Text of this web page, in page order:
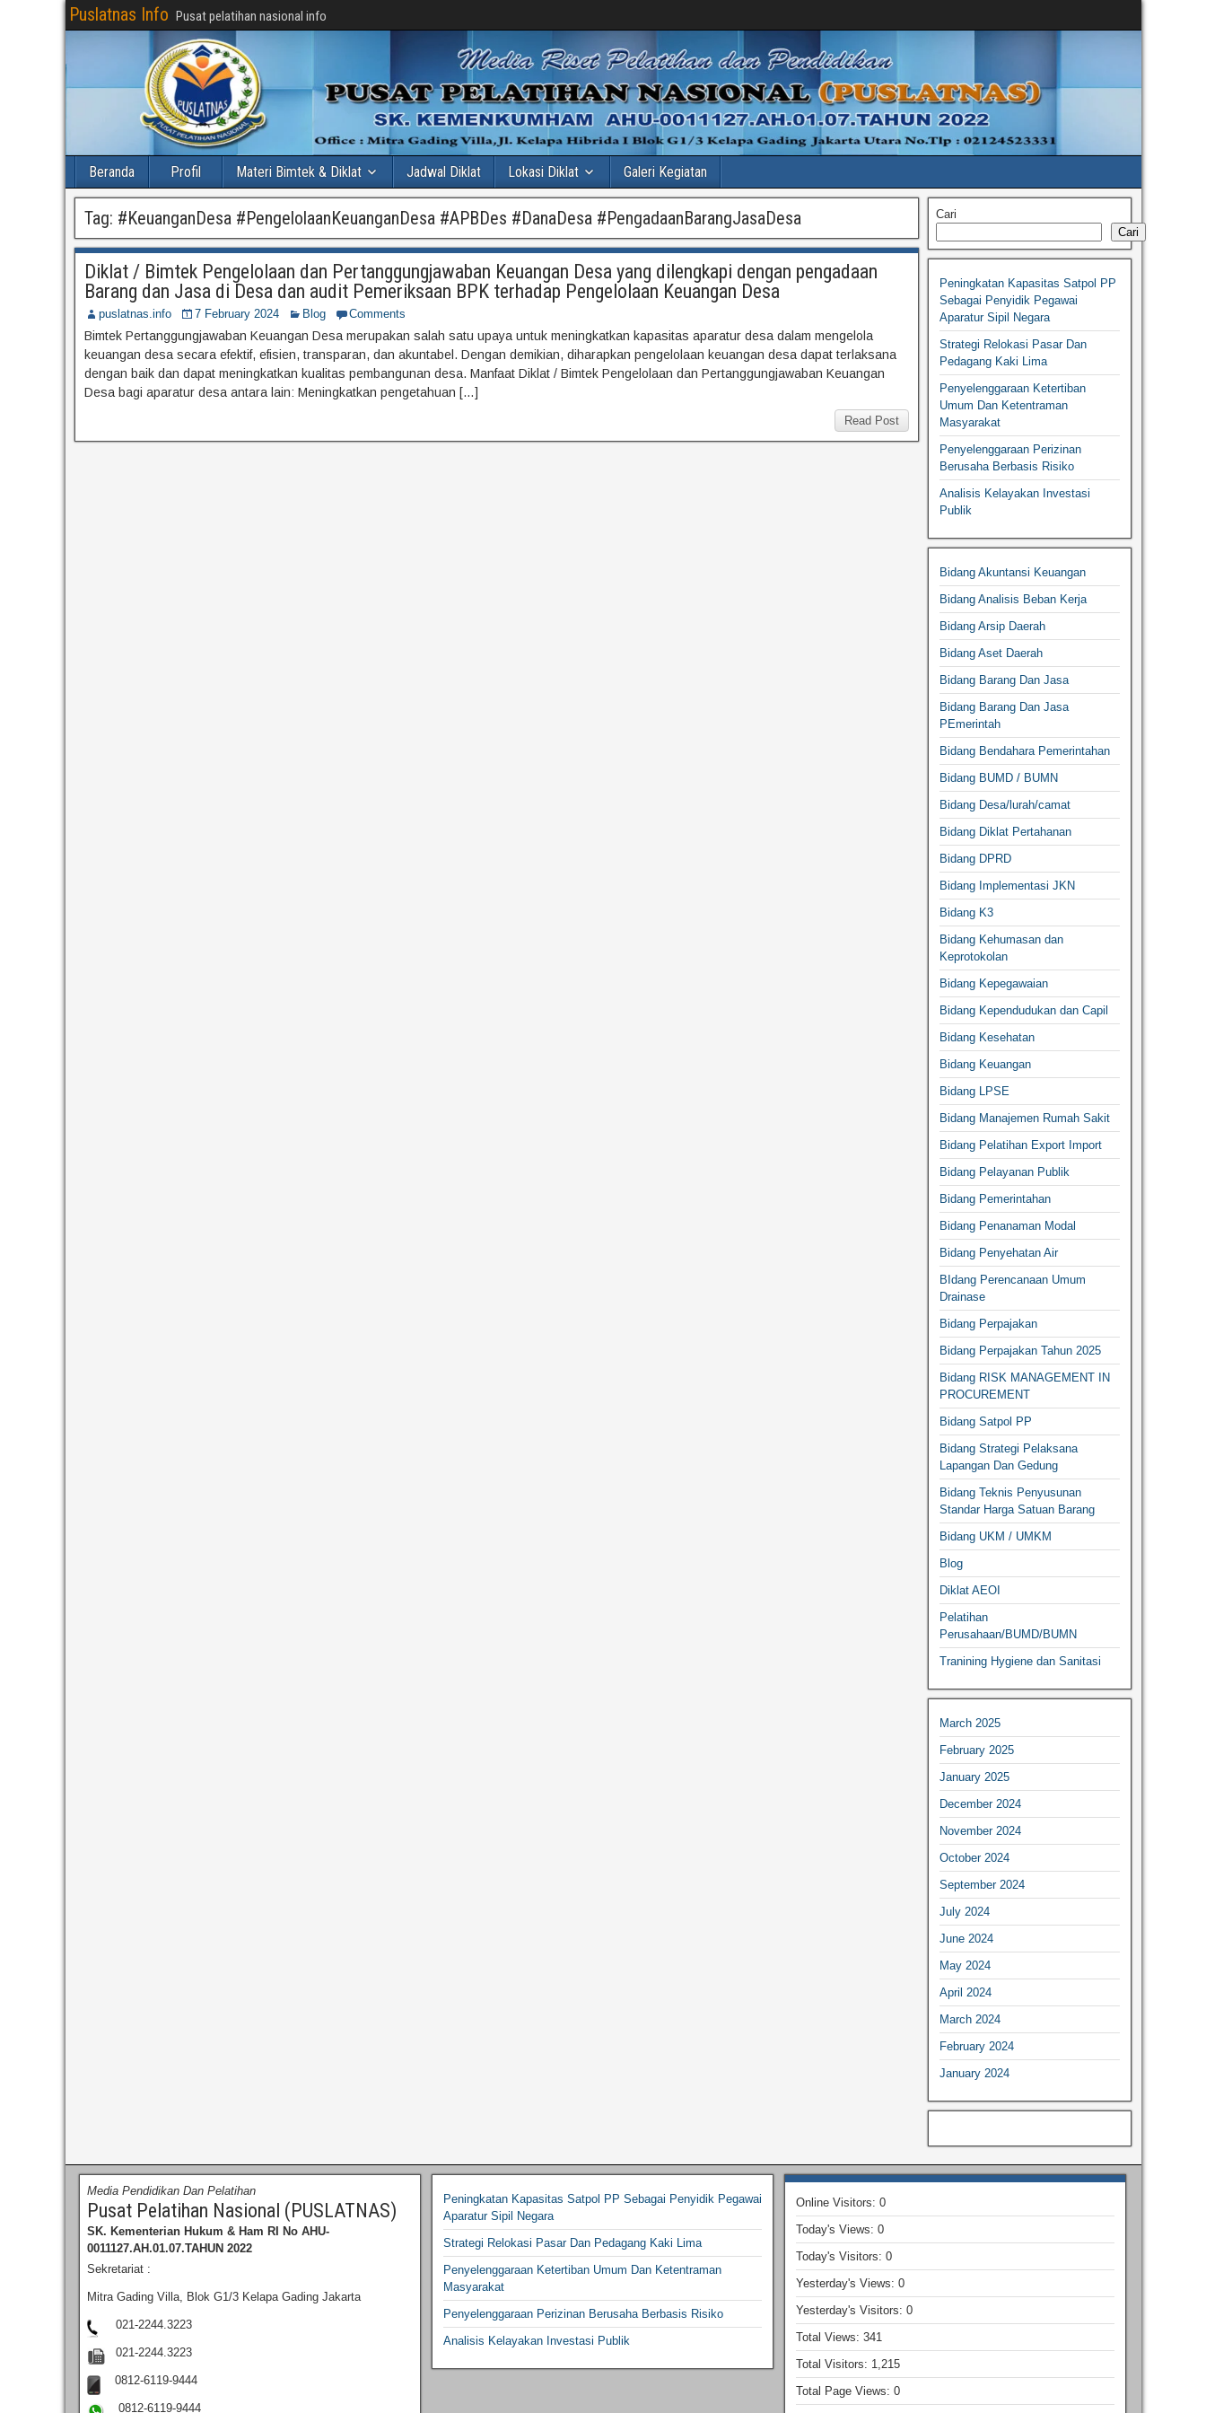
Puslatnas Info Pusat pelatihan nasional info
Beranda Profil Materi Bimtek & Diklat Jadwal Diklat Lokasi Diklat Galeri Kegiatan
Tag: #KeuanganDesa #PengelolaanKeuanganDesa #APBDes #DanaDesa #PengadaanBarangJasaDesa
Diklat / Bimtek Pengelolaan dan Pertanggungjawaban Keuangan Desa yang dilengkapi dengan pengadaan
Barang dan Jasa di Desa dan audit Pemeriksaan BPK terhadap Pengelolaan Keuangan Desa
puslatnas.info 7 February 2024 Blog Comments
Bimtek Pertanggungjawaban Keuangan Desa merupakan salah satu upaya untuk meningkatkan kapasitas aparatur desa dalam mengelola
keuangan desa secara efektif, efisien, transparan, dan akuntabel. Dengan demikian, diharapkan pengelolaan keuangan desa dapat terlaksana
dengan baik dan dapat meningkatkan kualitas pembangunan desa. Manfaat Diklat / Bimtek Pengelolaan dan Pertanggungjawaban Keuangan
Desa bagi aparatur desa antara lain: Meningkatkan pengetahuan […]
Read Post
Cari
Cari
Peningkatan Kapasitas Satpol PP
Sebagai Penyidik Pegawai
Aparatur Sipil Negara
Strategi Relokasi Pasar Dan
Pedagang Kaki Lima
Penyelenggaraan Ketertiban
Umum Dan Ketentraman
Masyarakat
Penyelenggaraan Perizinan
Berusaha Berbasis Risiko
Analisis Kelayakan Investasi
Publik
Bidang Akuntansi Keuangan
Bidang Analisis Beban Kerja
Bidang Arsip Daerah
Bidang Aset Daerah
Bidang Barang Dan Jasa
Bidang Barang Dan Jasa
PEmerintah
Bidang Bendahara Pemerintahan
Bidang BUMD / BUMN
Bidang Desa/lurah/camat
Bidang Diklat Pertahanan
Bidang DPRD
Bidang Implementasi JKN
Bidang K3
Bidang Kehumasan dan
Keprotokolan
Bidang Kepegawaian
Bidang Kependudukan dan Capil
Bidang Kesehatan
Bidang Keuangan
Bidang LPSE
Bidang Manajemen Rumah Sakit
Bidang Pelatihan Export Import
Bidang Pelayanan Publik
Bidang Pemerintahan
Bidang Penanaman Modal
Bidang Penyehatan Air
BIdang Perencanaan Umum
Drainase
Bidang Perpajakan
Bidang Perpajakan Tahun 2025
Bidang RISK MANAGEMENT IN
PROCUREMENT
Bidang Satpol PP
Bidang Strategi Pelaksana
Lapangan Dan Gedung
Bidang Teknis Penyusunan
Standar Harga Satuan Barang
Bidang UKM / UMKM
Blog
Diklat AEOI
Pelatihan
Perusahaan/BUMD/BUMN
Tranining Hygiene dan Sanitasi
March 2025
February 2025
January 2025
December 2024
November 2024
October 2024
September 2024
July 2024
June 2024
May 2024
April 2024
March 2024
February 2024
January 2024
Media Pendidikan Dan Pelatihan
Pusat Pelatihan Nasional (PUSLATNAS)
SK. Kementerian Hukum & Ham RI
No AHU-
0011127.AH.01.07.TAHUN 2022
Sekretariat :
Mitra Gading Villa, Blok G1/3 Kelapa Gading Jakarta
021-2244.3223
021-2244.3223
0812-6119-9444
0812-6119-9444
Peningkatan Kapasitas Satpol PP Sebagai Penyidik Pegawai
Aparatur Sipil Negara
Strategi Relokasi Pasar Dan Pedagang Kaki Lima
Penyelenggaraan Ketertiban Umum Dan Ketentraman
Masyarakat
Penyelenggaraan Perizinan Berusaha Berbasis Risiko
Analisis Kelayakan Investasi Publik
Online Visitors:0
Today's Views:0
Today's Visitors:0
Yesterday's Views:0
Yesterday's Visitors:0
Total Views:341
Total Visitors: 1,215
Total Page Views:0